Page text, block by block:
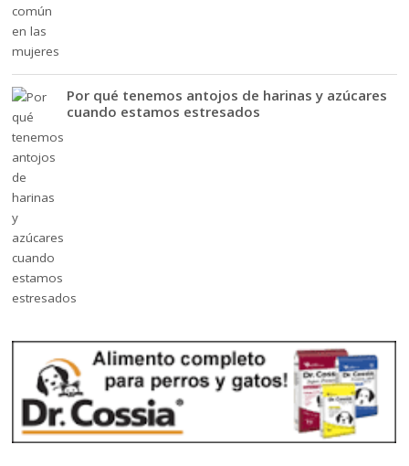
Por qué tenemos antojos de harinas y azúcares
cuando estamos estresados